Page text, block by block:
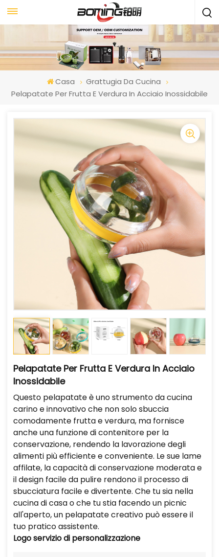
Casa
Grattugia Da Cucina
Pelapatate Per Frutta E Verdura In Acciaio Inossidabile
Pelapatate Per Frutta E Verdura In Acciaio
Inossidabile
Questo pelapatate è uno strumento da cucina
carino e innovativo che non solo sbuccia
comodamente frutta e verdura, ma fornisce
anche una funzione di contenitore per la
conservazione, rendendo la lavorazione degli
alimenti più efficiente e conveniente. Le sue lame
affilate, la capacità di conservazione moderata e
il design facile da pulire rendono il processo di
sbucciatura facile e divertente. Che tu sia nella
cucina di casa o che tu stia facendo un picnic
all'aperto, un pelapatate creativo può essere il
tuo pratico assistente.
Logoservizio di personalizzazione